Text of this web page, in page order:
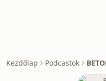
Kezdőlap Podcastok